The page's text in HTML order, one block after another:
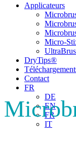
Menu
Applicateurs
Micro-
DryTips®
Contact
FR
DE
EN
FR
IT